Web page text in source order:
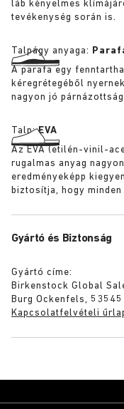
láb kényelmes
tevékenység során is.
Talpágy anyaga:
A parafa egy
kéregrétegéből
nagyon jó
Talp:EVA
Az EVA (etilén-vinil-
rugalmas anyag
eredményeképp
biztosítja, hogy
Gyártó és Biztonság
Gyártó címe:
Birkenstock Global
Burg Ockenfels,
Kapcsolatfelvételi